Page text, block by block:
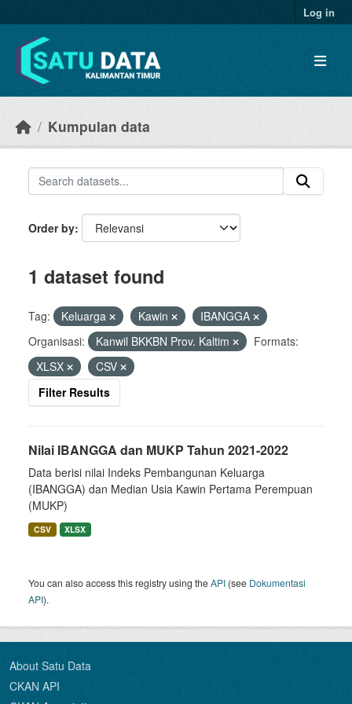
Log in
Kumpulan data
Order by
1 dataset found
Tag: Keluarga Kawin
IBANGGA
Organisasi:
Kanwil BKKBN Prov. Kaltim
Formats:
XLSX
CSV
Filter Results
Nilai IBANGGA dan MUKP Tahun 2021-2022
Data berisi nilai Indeks Pembangunan Keluarga
(IBANGGA) dan Median Usia Kawin Pertama Perempuan
(MUKP)
CSV XLSX
You can also access this registry using theAPI (see Dokumentasi
API).
About Satu Data
CKAN API